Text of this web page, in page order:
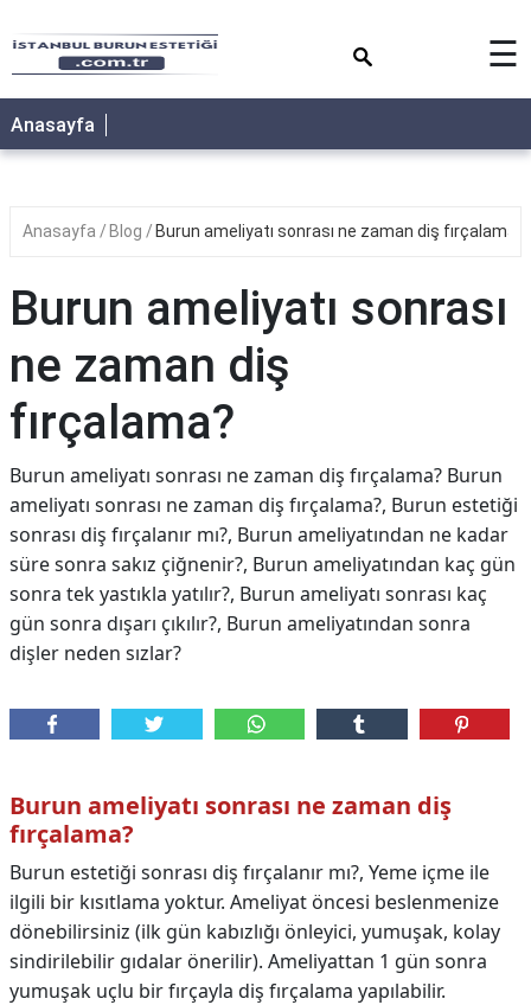
☰
Anasayfa
Anasayfa Blog Burun ameliyatı sonrası ne zaman diş fırçalama?
Burun ameliyatı sonrası
ne zaman diş
fırçalama?
Burun ameliyatı sonrası ne zaman diş fırçalama? Burun
ameliyatı sonrası ne zaman diş fırçalama?, Burun estetiği
sonrası diş fırçalanır mı?, Burun ameliyatından ne kadar
süre sonra sakız çiğnenir?, Burun ameliyatından kaç gün
sonra tek yastıkla yatılır?, Burun ameliyatı sonrası kaç
gün sonra dışarı çıkılır?, Burun ameliyatından sonra
dişler neden sızlar?
Burun ameliyatı sonrası ne zaman diş
fırçalama?
Burun estetiği sonrası diş fırçalanır mı?, Yeme içme ile
ilgili bir kısıtlama yoktur. Ameliyat öncesi beslenmenize
dönebilirsiniz (ilk gün kabızlığı önleyici, yumuşak, kolay
sindirilebilir gıdalar önerilir). Ameliyattan 1 gün sonra
yumuşak uçlu bir fırçayla diş fırçalama yapılabilir.